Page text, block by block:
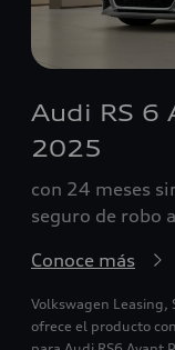
Audi RS 6
2025
con 24 meses
seguro de robo
Conoce más
Volkswagen Leasing,
ofrece el producto